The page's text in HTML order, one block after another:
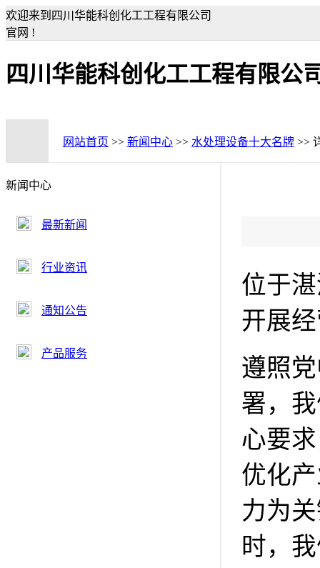
欢迎来到四川华能科创化工工程有限公司
官网 !
四川华能科创化工工程有限公
网站首页 >> 新闻中心 >> 水处理设备十大名牌 >>
新闻中心
最新新闻
行业资讯
通知公告
产品服务
位于
开展
遵照
署，
心要
优化
力为
时，